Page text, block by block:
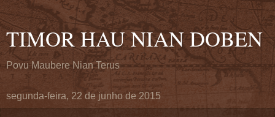
TIMOR HAU NIAN DOBEN
Povu Maubere Nian Terus
segunda-feira, 22 de junho de 2015